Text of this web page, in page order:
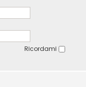
Ricordami